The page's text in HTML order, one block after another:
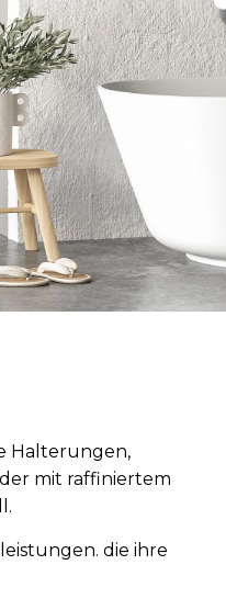
Halterungen,
mit raffiniertem
die ihre